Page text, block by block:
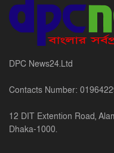
DPC News24.Ltd
Contacts Number:
12 DIT Extention Road,
Dhaka-1000.